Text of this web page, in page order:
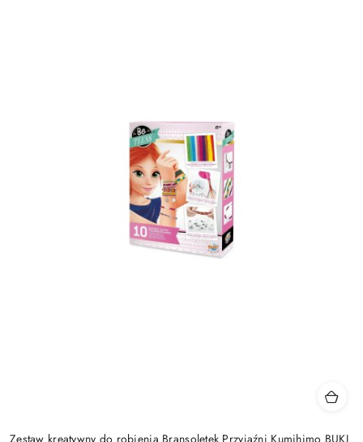
Zestaw kreatywny do robienia Bransoletek Przyjaźni Kumihimo BUKI